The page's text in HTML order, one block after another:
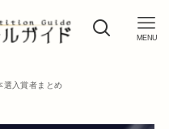
MENU
入賞者まとめ